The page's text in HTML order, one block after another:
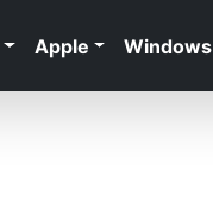
Apple Windows